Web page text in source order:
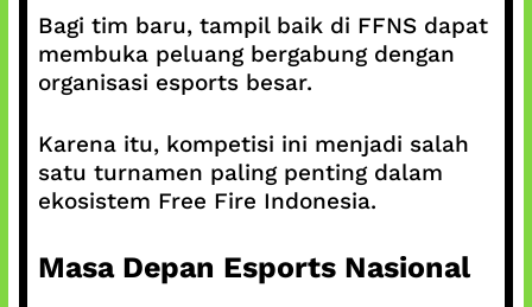
Bagi tim baru, tampil baik di FFNS dapat
membuka peluang bergabung dengan
organisasi esports besar.
Karena itu, kompetisi ini menjadi salah
satu turnamen paling penting dalam
ekosistem Free Fire Indonesia.
Masa Depan Esports Nasional